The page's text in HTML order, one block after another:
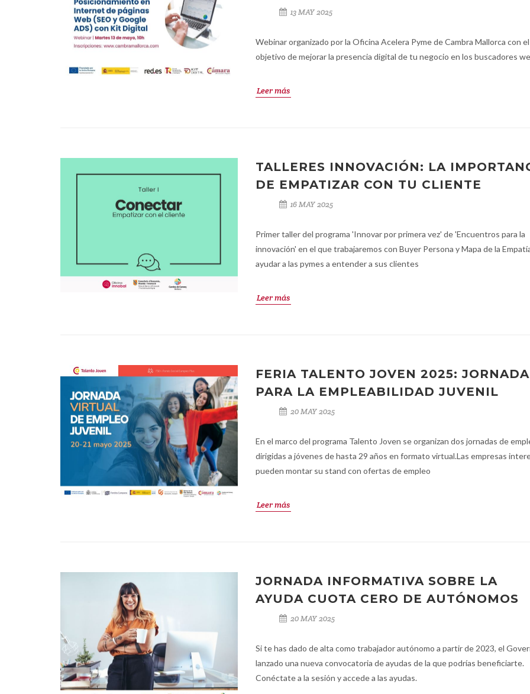
13 MAY 2025
Webinar organizado por la Oficina Acelera Pyme de Cambra Mallorca con el
objetivo de mejorar la presencia digital de tu negocio en los buscadores
Leer más
TALLERES INNOVACIÓN: LA
DE EMPATIZAR CON TU CLIENTE
16 MAY 2025
Primer taller del programa 'Innovar por primera vez' de 'Encuentros para la
innovación' en el que trabajaremos con Buyer Persona y Mapa de la
ayudar a las pymes a entender a sus clientes
Leer más
FERIA TALENTO JOVEN 2025:
PARA LA EMPLEABILIDAD JUVENIL
20 MAY 2025
En el marco del programa Talento Joven se organizan dos jornadas de
dirigidas a jóvenes de hasta 29 años en formato virtual.Las empresas
pueden montar su stand con ofertas de empleo
Leer más
JORNADA INFORMATIVA SOBRE LA
AYUDA CUOTA CERO DE AUTÓNOMOS
20 MAY 2025
Si te has dado de alta como trabajador autónomo a partir de 2023, el
lanzado una nueva convocatoria de ayudas de la que podrías beneficiarte.
Conéctate a la sesión y accede a las ayudas.